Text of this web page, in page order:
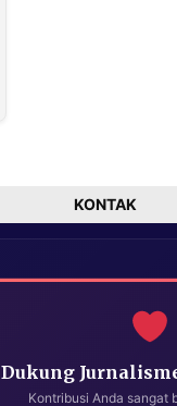
KONTAK
Dukung
Kontribusi Anda sangat